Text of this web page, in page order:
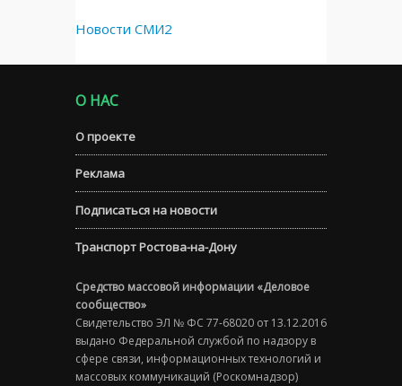
Новости СМИ2
О НАС
О проекте
Реклама
Подписаться на новости
Транспорт Ростова-на-Дону
Средство массовой информации «Деловое
сообщество»
Свидетельство ЭЛ № ФС 77-68020 от 13.12.2016
выдано Федеральной службой по надзору в
сфере связи, информационных технологий и
массовых коммуникаций (Роскомнадзор)